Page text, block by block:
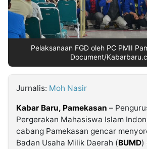
Follow
Kabarbaru
Pelaksanaan FGD oleh PC PMII
Document/
Jurnalis: Moh Nasir
Kabar Baru, Pamekasan –
Pergerakan Mahasiswa Islam
cabang Pamekasan gencar
Badan Usaha Milik Daerah (BUMD)